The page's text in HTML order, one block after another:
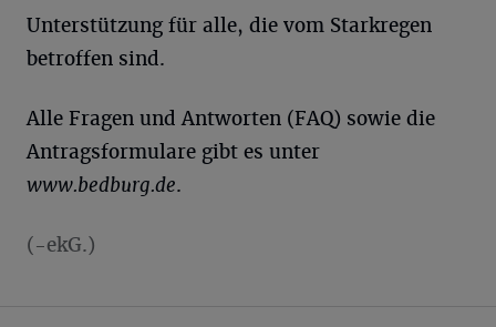
Unterstützung für alle, die vom Starkregen
betroffen sind.
Alle Fragen und Antworten (FAQ) sowie die
Antragsformulare gibt es unter
www.bedburg.de.
(-ekG.)